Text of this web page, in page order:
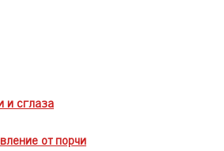
и сглаза
от порчи